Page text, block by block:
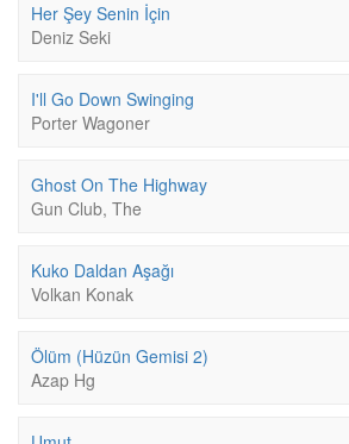
Her Şey Senin İçin
Deniz Seki
I'll Go Down Swinging
Porter Wagoner
Ghost On The Highway
Gun Club, The
Kuko Daldan Aşağı
Volkan Konak
Ölüm (Hüzün Gemisi 2)
Azap Hg